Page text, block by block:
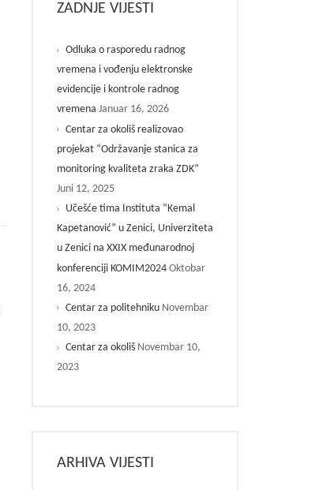
ZADNJE VIJESTI
Odluka o rasporedu radnog
vremena i vođenju elektronske
evidencije i kontrole radnog
vremena Januar 16, 2026
Centar za okoliš realizovao
projekat “Održavanje stanica za
monitoring kvaliteta zraka ZDK”
Juni 12, 2025
Učešće tima Instituta “Kemal
Kapetanović” u Zenici, Univerziteta
u Zenici na XXIX međunarodnoj
konferenciji KOMIM2024 Oktobar
16, 2024
Centar za politehniku Novembar
10, 2023
Centar za okoliš Novembar 10,
2023
ARHIVA VIJESTI